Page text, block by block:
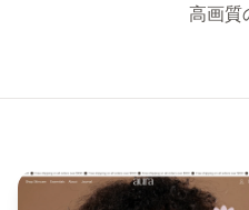
高画質